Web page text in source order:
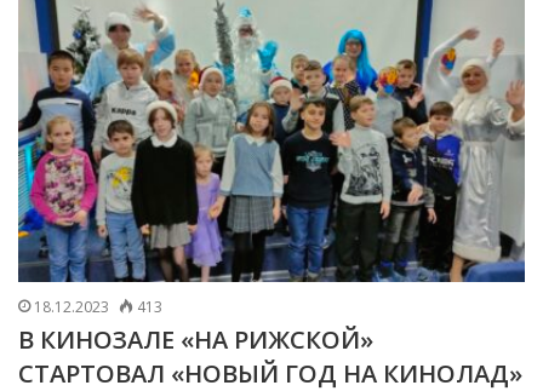
18.12.2023 413
В КИНОЗАЛЕ «НА РИЖСКОЙ»
СТАРТОВАЛ «НОВЫЙ ГОД НА КИНОЛАД»